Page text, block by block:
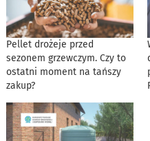
Pellet drożeje przed
sezonem grzewczym. Czy to
ostatni moment na tańszy
zakup?